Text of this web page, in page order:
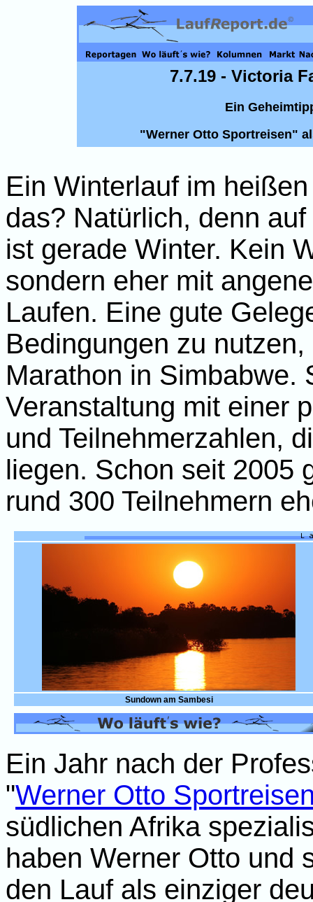
7.7.19 - Victoria
Ein
"Werner Otto Sportreisen"
Ein Winterlauf im
das? Natürlich, denn
ist gerade Winter. Kein
sondern eher mit
Laufen. Eine gute
Bedingungen zu
Marathon in Simbabwe.
Veranstaltung mit einer
und Teilnehmerzahlen,
liegen. Schon seit 2005
rund 300 Teilnehmern
Sundown am Sambesi
Ein Jahr nach der
"Werner Otto
südlichen Afrika
haben Werner Otto und
den Lauf als einziger